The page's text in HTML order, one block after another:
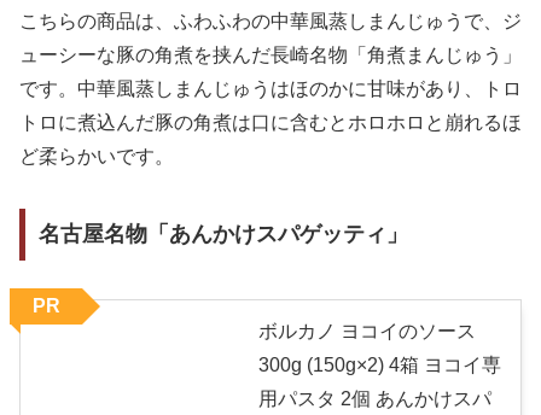
こちらの商品は、ふわふわの中華風蒸しまんじゅうで、ジ
ューシーな豚の角煮を挟んだ長崎名物「角煮まんじゅう」
です。中華風蒸しまんじゅうはほのかに甘味があり、トロ
トロに煮込んだ豚の角煮は口に含むとホロホロと崩れるほ
ど柔らかいです。
名古屋名物「あんかけスパゲッティ」
ボルカノ ヨコイのソース
300g (150g×2) 4箱 ヨコイ専
用パスタ 2個 あんかけスパ
PR